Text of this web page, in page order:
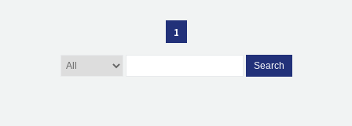
1
Search